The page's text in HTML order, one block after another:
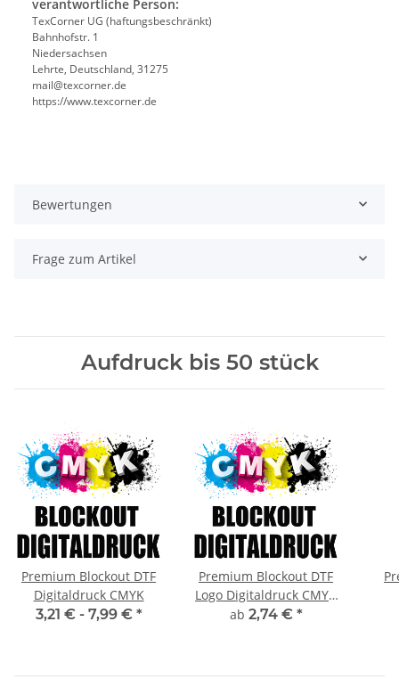
verantwortliche Person:
TexCorner UG (haftungsbeschränkt)
Bahnhofstr. 1
Niedersachsen
Lehrte, Deutschland, 31275
mail@texcorner.de
https://www.texcorner.de
Bewertungen
Frage zum Artikel
Aufdruck bis 50 stück
Premium Blockout DTF
Digitaldruck CMYK
3,21 € - 7,99 € *
Premium Blockout DTF
Logo Digitaldruck CMYK
bis 100x100 mm
ab 2,74 € *